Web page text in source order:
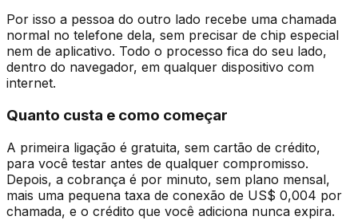
Por isso a pessoa do outro lado recebe uma chamada
normal no telefone dela, sem precisar de chip especial
nem de aplicativo. Todo o processo fica do seu lado,
dentro do navegador, em qualquer dispositivo com
internet.
Quanto custa e como começar
A primeira ligação é gratuita, sem cartão de crédito,
para você testar antes de qualquer compromisso.
Depois, a cobrança é por minuto, sem plano mensal,
mais uma pequena taxa de conexão de US$ 0,004 por
chamada, e o crédito que você adiciona nunca expira.